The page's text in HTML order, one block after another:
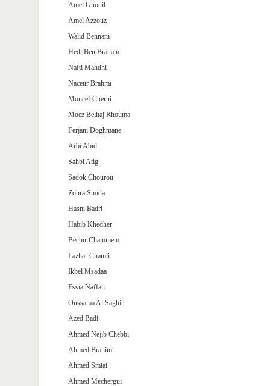
Amel Ghouil
Amel Azzouz
Walid Bennani
Hedi Ben Braham
Nafti Mahdhi
Naceur Brahmi
Moncef Cherni
Moez Belhaj Rhouma
Ferjani Doghmane
Arbi Abid
Sahbi Atig
Sadok Chourou
Zohra Smida
Hasni Badri
Habib Khedher
Bechir Chammem
Lazhar Chamli
Ikbel Msadaa
Essia Naffati
Oussama Al Saghir
Azed Badi
Ahmed Nejib Chebbi
Ahmed Brahim
Ahmed Smiai
Ahmed Mechergui